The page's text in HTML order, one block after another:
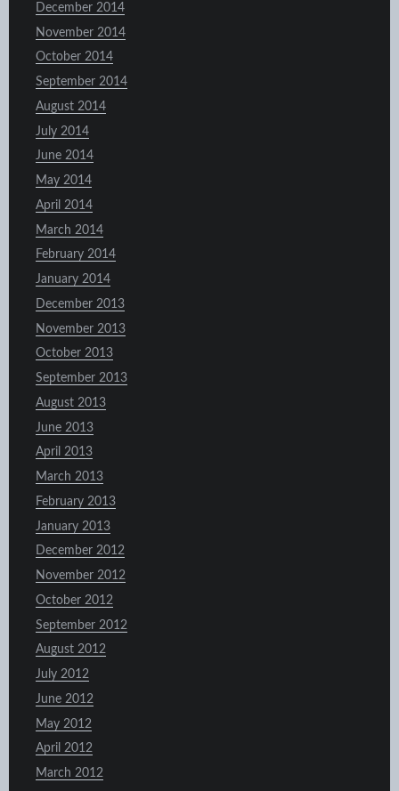
December 2014
November 2014
October 2014
September 2014
August 2014
July 2014
June 2014
May 2014
April 2014
March 2014
February 2014
January 2014
December 2013
November 2013
October 2013
September 2013
August 2013
June 2013
April 2013
March 2013
February 2013
January 2013
December 2012
November 2012
October 2012
September 2012
August 2012
July 2012
June 2012
May 2012
April 2012
March 2012